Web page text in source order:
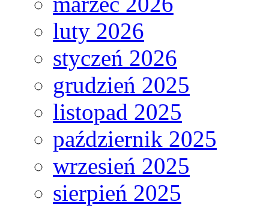
luty 2026
styczeń 2026
grudzień 2025
listopad 2025
październik 2025
wrzesień 2025
sierpień 2025